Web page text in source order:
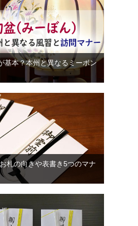
基本？本州と異なるミーボン
札の向きや表書き5つのマナ